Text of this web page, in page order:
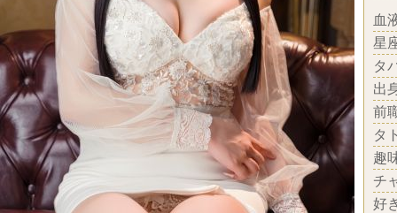
血
星
タ
出
前
タ
趣
チ
好